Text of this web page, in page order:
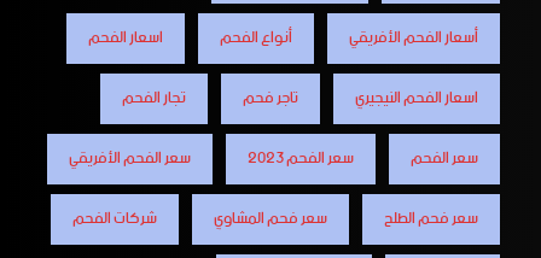
أسعار الفحم الأفريقي
أنواع الفحم
اسعار الفحم
اسعار الفحم النيجيري
تاجر فحم
تجار الفحم
سعر الفحم
سعر الفحم 2023
سعر الفحم الأفريقي
سعر فحم الطلح
سعر فحم المشاوي
شركات الفحم